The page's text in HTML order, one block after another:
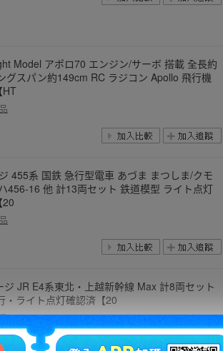
Model アポロ70 エンジン/サーボ 搭載 全長約
グスパン約149cm RC ラジコン Apollo 飛行機
HT
455系 国鉄 急行型電車 あづま まつしま/クモ
456-16 他 計13両セット 鉄道模型 ライト点灯
20
ジ JR E4系東北・上越新幹線 Max 計8両セット
・ライト点灯確認済【20